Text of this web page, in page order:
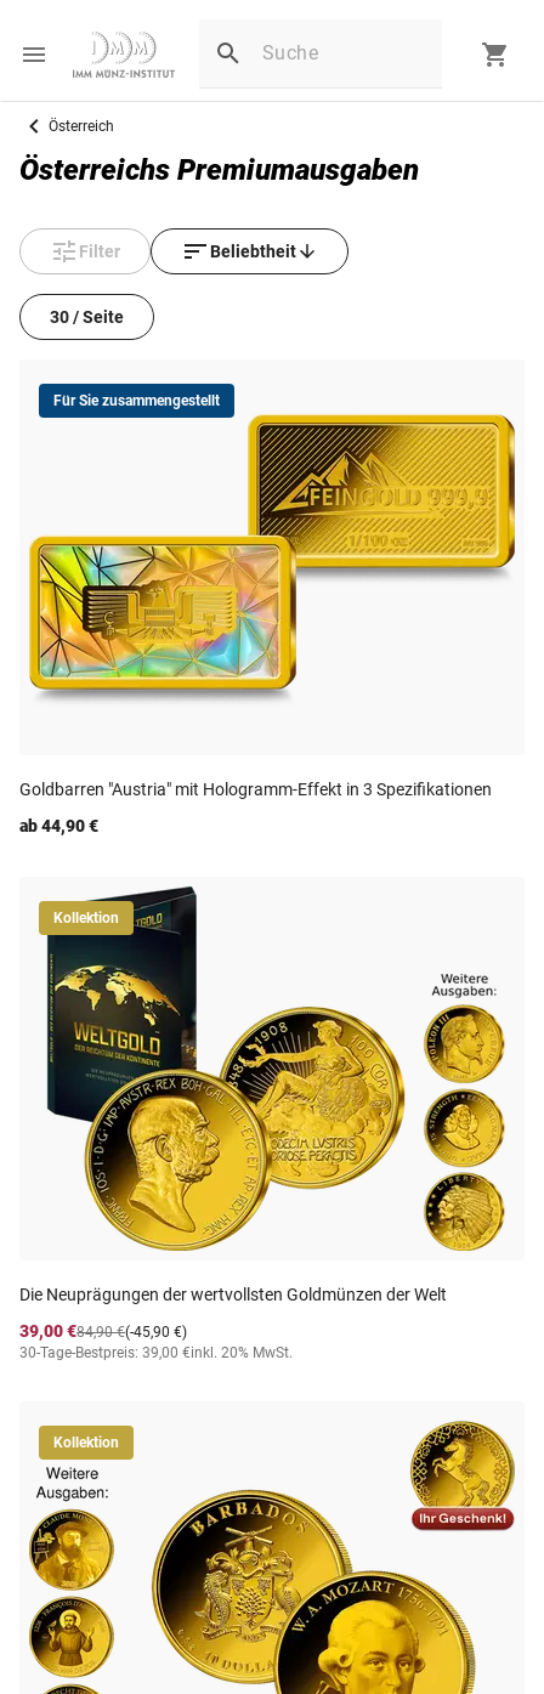
Österreich
Österreichs Premiumausgaben
Filter Beliebtheit
30 / Seite
Für Sie zusammengestellt
Goldbarren "Austria" mit Hologramm-Effekt in 3 Spezifikationen
ab 44,90 €
Kollektion
Die Neuprägungen der wertvollsten Goldmünzen der Welt
39,00 €
(-45,90 €)
84,90 €
30-Tage-Bestpreis: 39,00 €inkl. 20% MwSt.
Kollektion